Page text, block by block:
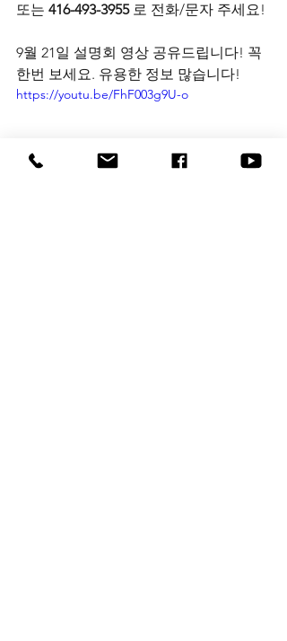
또는 416-493-3955 로 전화/문자 주세요!
9월 21일 설명회 영상 공유드립니다! 꼭
한번 보세요. 유용한 정보 많습니다!
https://youtu.be/FhF003g9U-o